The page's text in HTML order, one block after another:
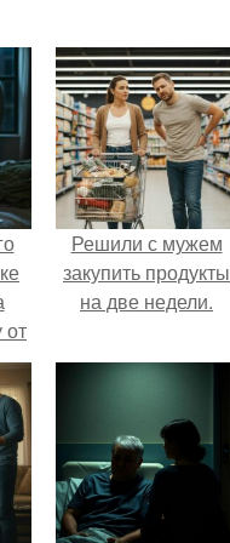
от
Решили с мужем
закупить продукты
на две недели.